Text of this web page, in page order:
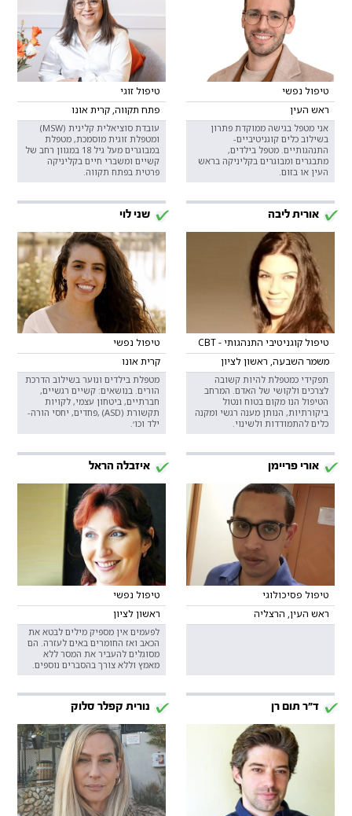
טיפול נפשי
ראש העין
אני מטפל בגישה ממוקדת פתרון
בשילוב כלים קוגניטיביים-
התנהגותיים. מטפל בילדים,
מתבגרים ומבוגרים בקליניקה בראש
העין או בזום.
טיפול זוגי
פתח תקווה, קרית אונו
עובדת סוציאלית קלינית (MSW)
ומטפלת זוגית מוסמכת, מטפלת
במבוגרים מעל גיל 18 במגוון רחב של
קשיים ומשברי חיים בקליניקה
פרטית בפתח תקווה.
אורית ליבה
טיפול קוגניטיבי התנהגותי - CBT
משמר השבעה, ראשון לציון
תפקידי כמטפלת להיות קשובה
לצרכים ולקושי של האדם. המרחב
הטיפול הנו מקום בטוח ונטול
ביקורתיות, הנותן מענה רגשי ומקנה
כלים להתמודדות ולשינוי.
שני לוי
טיפול נפשי
קרית אונו
מטפלת בילדים ונוער בשילוב הדרכת
הורים. בנושאים: קשיים רגשיים,
חברתיים, ביטחון עצמי, לקויות
תקשורת (ASD) ,פחדים, יחסי הורה-
ילד וכו׳.
אורי פריימן
טיפול פסיכולוגי
ראש העין, הרצליה
איזבלה הראל
טיפול נפשי
ראשון לציון
לפעמים אין מספיק מילים לבטא את
הכאב ואז החומרים באים לעזרה. הם
מסוגלים להעביר את המסר ללא
מאמץ וללא צורך בהסברים נוספים.
ד"ר תום רן נורית קפלר סלוק